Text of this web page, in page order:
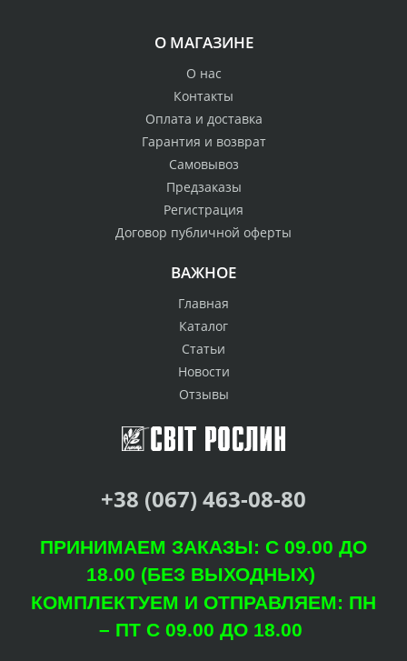
О МАГАЗИНЕ
О нас
Контакты
Оплата и доставка
Гарантия и возврат
Самовывоз
Предзаказы
Регистрация
Договор публичной оферты
ВАЖНОЕ
Главная
Каталог
Статьи
Новости
Отзывы
+38 (067) 463-08-80
ПРИНИМАЕМ ЗАКАЗЫ: С 09.00 ДО
18.00 (БЕЗ ВЫХОДНЫХ)
КОМПЛЕКТУЕМ И ОТПРАВЛЯЕМ: ПН
– ПТ С 09.00 ДО 18.00